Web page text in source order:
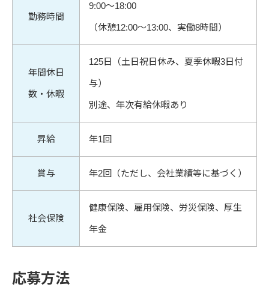
勤務時間
9:00～18:00
（休憩12:00～13:00、実働8時間）
年間休日
数・休暇
125日（土日祝日休み、夏季休暇3日付
与）
別途、年次有給休暇あり
昇給 年1回
賞与 年2回（ただし、会社業績等に基づく）
社会保険
健康保険、雇用保険、労災保険、厚生
年金
応募方法